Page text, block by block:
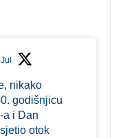
nikako
godišnjicu
a i Dan
otok